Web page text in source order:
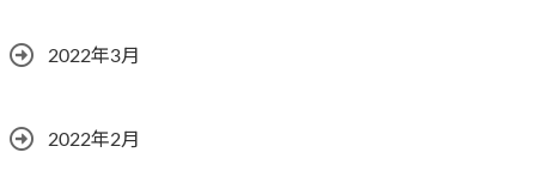
2022年3月
2022年2月